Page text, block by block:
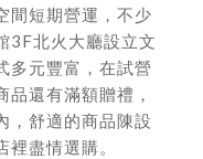
間短期營運，不少
3F北火大廳設立文
多元豐富，在試營
還有滿額贈禮，
，舒適的商品陳設
盡情選購。